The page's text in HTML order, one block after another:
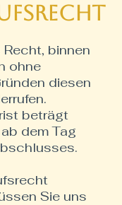
binnen
ohne
diesen
beträgt
dem Tag
Sie uns